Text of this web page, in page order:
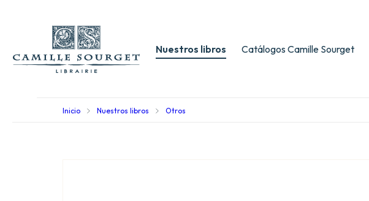
Nuestros libros Catálogos Camille Sourget
Inicio Nuestros libros Otros